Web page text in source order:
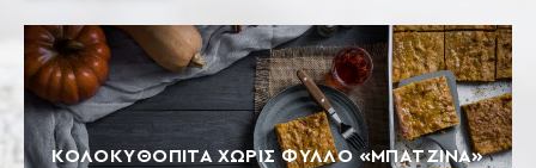
ΚΟΛΟΚΥΘΟΠΙΤΑ ΧΩΡΙΣ ΦΥΛΛΟ «ΜΠΑΤΖΙΝΑ»